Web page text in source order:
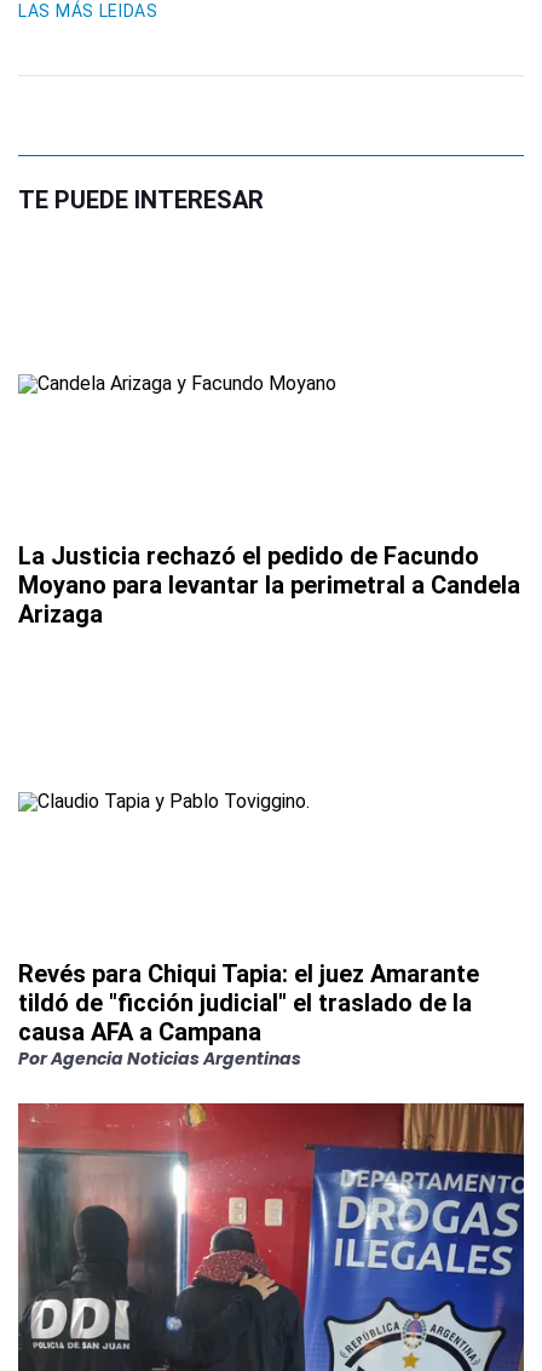
LAS MÁS LEIDAS
TE PUEDE INTERESAR
La Justicia rechazó el pedido de Facundo
Moyano para levantar la perimetral a Candela
Arizaga
Revés para Chiqui Tapia: el juez Amarante
tildó de "ficción judicial" el traslado de la
causa AFA a Campana
PorAgencia Noticias Argentinas